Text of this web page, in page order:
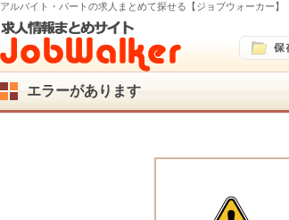
アルバイト・パートの求人まとめて探せる【ジョブウォーカー】
エラーがあります